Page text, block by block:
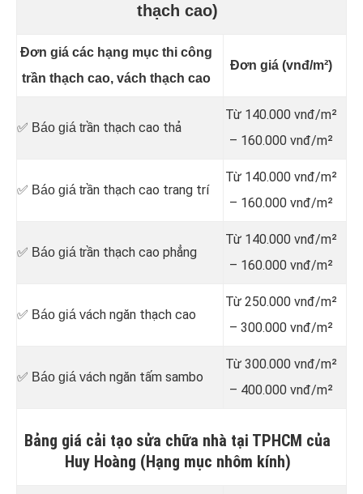
thạch cao)
Đơn giá các hạng mục thi công
trần thạch cao, vách thạch cao
Đơn giá (vnđ/m²)
✅ Báo giá trần thạch cao thả
Từ 140.000 vnđ/m²
– 160.000 vnđ/m²
✅ Báo giá trần thạch cao trang trí
Từ 140.000 vnđ/m²
– 160.000 vnđ/m²
✅ Báo giá trần thạch cao phẳng
Từ 140.000 vnđ/m²
– 160.000 vnđ/m²
✅ Báo giá vách ngăn thạch cao
Từ 250.000 vnđ/m²
– 300.000 vnđ/m²
✅ Báo giá vách ngăn tấm sambo
Từ 300.000 vnđ/m²
– 400.000 vnđ/m²
Bảng giá cải tạo sửa chữa nhà tại TPHCM của
Huy Hoàng (Hạng mục nhôm kính)